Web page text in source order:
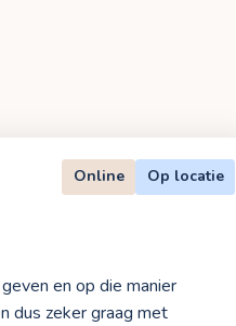
Online Op locatie
en op die manier
dus zeker graag met